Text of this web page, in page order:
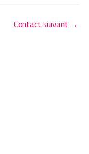
Contact suivant →